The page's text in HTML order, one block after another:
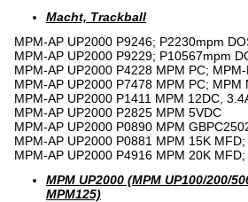
Macht, Trackball
MPM-AP UP2000 P9246; P2230mpm
MPM-AP UP2000 P9229; P10567mpm
MPM-AP UP2000 P4228 MPM PC;
MPM-AP UP2000 P7478 MPM PC; MPM
MPM-AP UP2000 P1411 MPM 12DC,
MPM-AP UP2000 P2825 MPM 5VDC
MPM-AP UP2000 P0890 MPM
MPM-AP UP2000 P0881 MPM 15K
MPM-AP UP2000 P4916 MPM 20K
MPM UP2000 (MPM UP100/200/
MPM125)